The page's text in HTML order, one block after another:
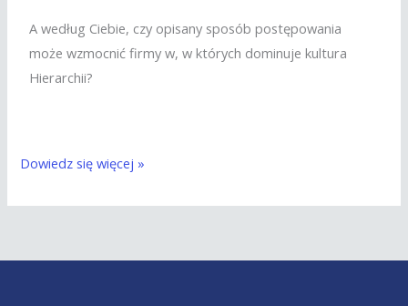
A według Ciebie, czy opisany sposób postępowania
może wzmocnić firmy w, w których dominuje kultura
Hierarchii?
Dowiedz się więcej »